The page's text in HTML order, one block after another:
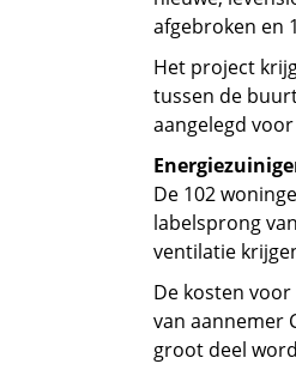
afgebroken en
Het project
tussen de
aangelegd
De 102
labelsprong
ventilatie
De kosten
van aannemer
groot deel